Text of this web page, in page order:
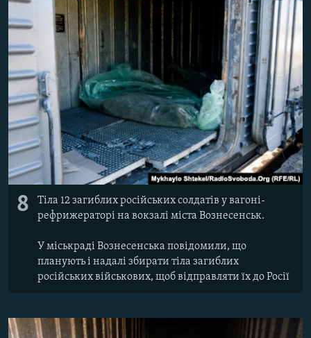
8
Тіла 12 загиблих російських солдатів у вагоні-
рефрижераторі на вокзалі міста Вознесенськ.
У міськраді Вознесенська повідомили, що
планують і надалі збирати тіла загиблих
російських військових, щоб відправляти їх до Росії